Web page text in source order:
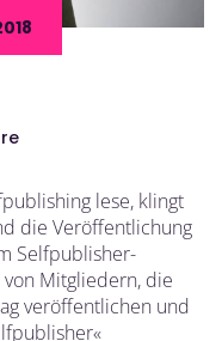
lese, klingt
die Veröffentlichung
Selfpublisher-
Mitgliedern, die
veröffentlichen und